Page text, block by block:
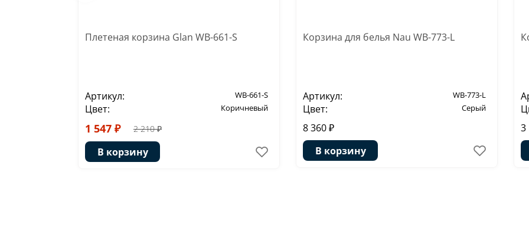
Плетеная корзина Glan WB-661-S
Артикул: WB-661-S
Цвет: Коричневый
1 547 ₽ 2 210 ₽
В корзину
Корзина для белья Nau WB-773-L
Артикул: WB-773-L
Цвет: Серый
8 360 ₽
В корзину
3